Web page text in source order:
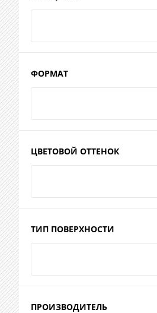
ФОРМАТ
ЦВЕТОВОЙ ОТТЕНОК
ТИП ПОВЕРХНОСТИ
ПРОИЗВОДИТЕЛЬ